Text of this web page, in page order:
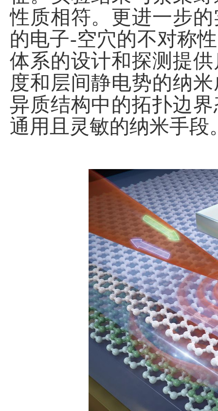
性质相符。更进一步
的电子-空穴的不对称
体系的设计和探测 提
度和层间静电势的纳
异质结构中的拓扑边
通用且灵敏的纳米手段